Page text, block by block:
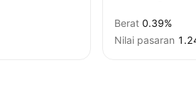
Berat 0.39%
Nilai pasaran